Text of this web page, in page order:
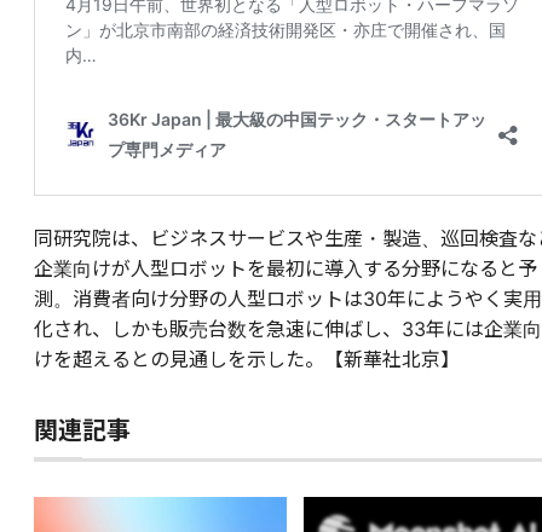
同研究院は、ビジネスサービスや生産・製造、巡回検査な
企業向けが人型ロボットを最初に導入する分野になると予
測。消費者向け分野の人型ロボットは30年にようやく実用
化され、しかも販売台数を急速に伸ばし、33年には企業向
けを超えるとの見通しを示した。【新華社北京】
関連記事